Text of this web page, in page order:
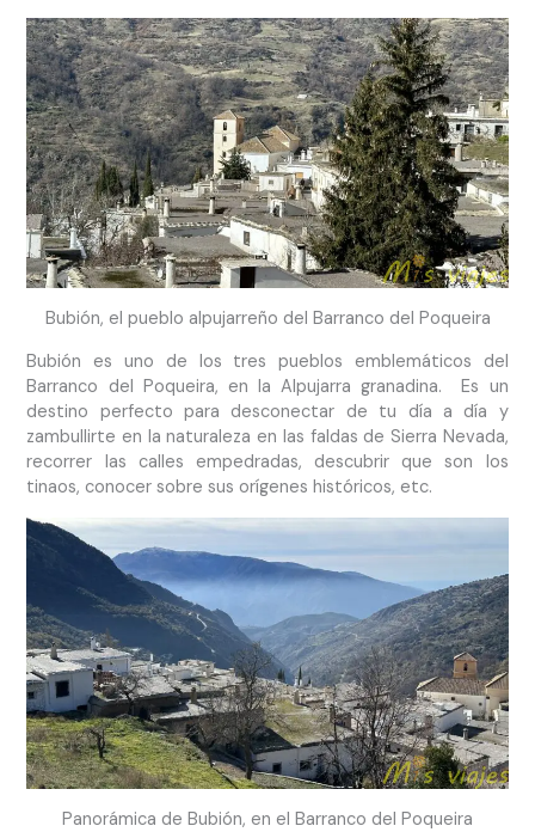
Bubión, el pueblo alpujarreño del Barranco del Poqueira
Bubión es uno de los tres pueblos emblemáticos del
Barranco del Poqueira, en la Alpujarra granadina. Es un
destino perfecto para desconectar de tu día a día y
zambullirte en la naturaleza en las faldas de Sierra Nevada,
recorrer las calles empedradas, descubrir que son los
tinaos, conocer sobre sus orígenes históricos, etc.
Panorámica de Bubión, en el Barranco del Poqueira